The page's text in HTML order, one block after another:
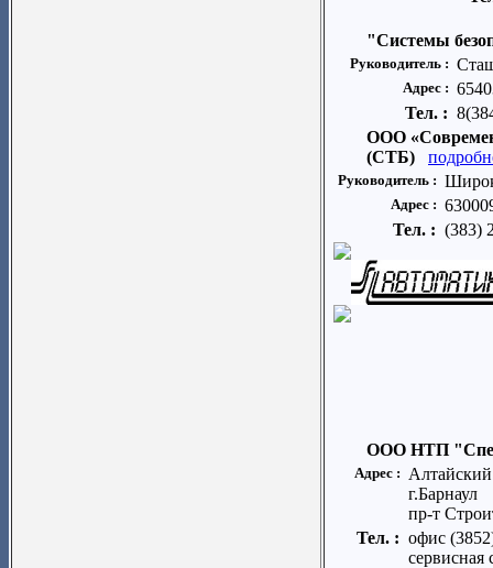
"Системы
Руководитель :
Адрес :
Тел. :
ООО
(СТБ)
Руководитель :
Адрес :
Тел. : (383)
ООО НТП
Адрес :
г.Барнаул
пр-т
Тел. : офис
сервисная